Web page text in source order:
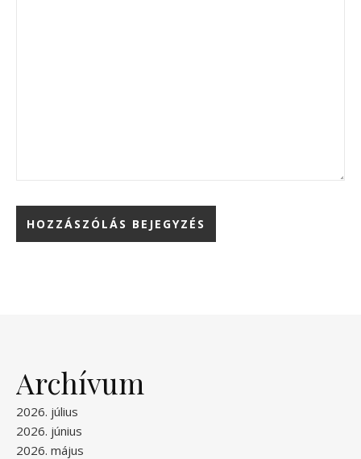
Archívum
2026. július
2026. június
2026. május